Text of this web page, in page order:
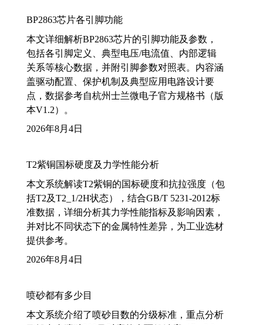
BP2863芯片各引脚功能
本文详细解析BP2863芯片的引脚功能及参数，
包括各引脚定义、典型电压/电流值、内部逻辑
关系等核心数据，并附引脚参数对照表。内容涵
盖驱动配置、保护机制及典型应用电路设计要
点，数据参考自杭州士兰微电子官方规格书（版
本V1.2）。
2026年8月4日
T2紫铜国标硬度及力学性能分析
本文系统解读T2紫铜的国标硬度和抗拉强度（包
括T2及T2_1/2H状态），结合GB/T 5231-2012标
准数据，详细分析其力学性能指标及影响因素，
并对比不同状态下的金属特性差异，为工业选材
提供参考。
2026年8月4日
喷砂都有多少目
本文系统介绍了喷砂目数的分级标准，重点分析